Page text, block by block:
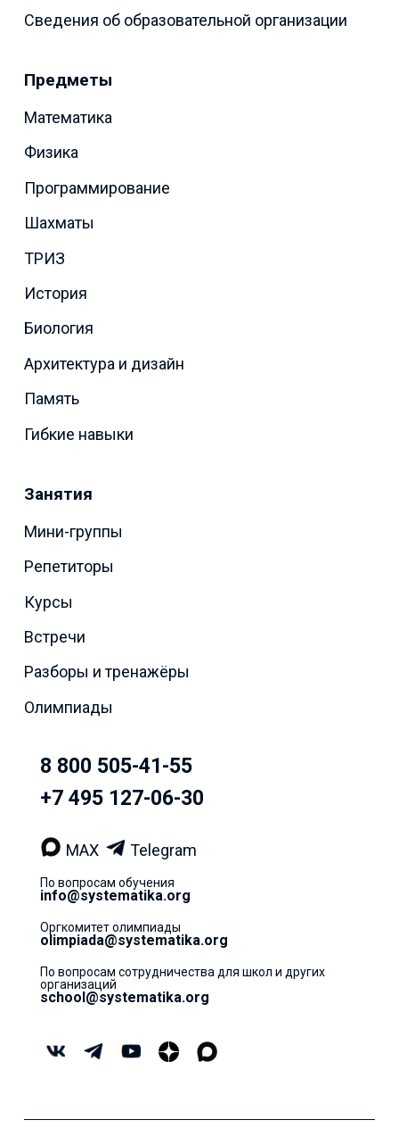
Сведения об образовательной организации
Предметы
Математика
Физика
Программирование
Шахматы
ТРИЗ
История
Биология
Архитектура и дизайн
Память
Гибкие навыки
Занятия
Мини-группы
Репетиторы
Курсы
Встречи
Разборы и тренажёры
Олимпиады
8 800 505-41-55
+7 495 127-06-30
MAX Telegram
По вопросам обучения
info@systematika.org
Оргкомитет олимпиады
olimpiada@systematika.org
По вопросам сотрудничества для школ и других
организаций
school@systematika.org